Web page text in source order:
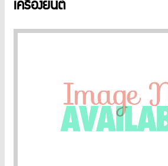
เครื่องยนต์